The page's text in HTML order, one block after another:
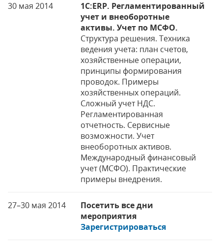
30 мая 2014
1C:ERP. Регламентированный
учет и внеоборотные
активы. Учет по МСФО.
Структура решения. Техника
ведения учета: план счетов,
хозяйственные операции,
принципы формирования
проводок. Примеры
хозяйственных операций.
Сложный учет НДС.
Регламентированная
отчетность. Сервисные
возможности. Учет
внеоборотных активов.
Международный финансовый
учет (МСФО). Практические
примеры внедрения.
27–30 мая 2014
Посетить все дни
мероприятия
Зарегистрироваться